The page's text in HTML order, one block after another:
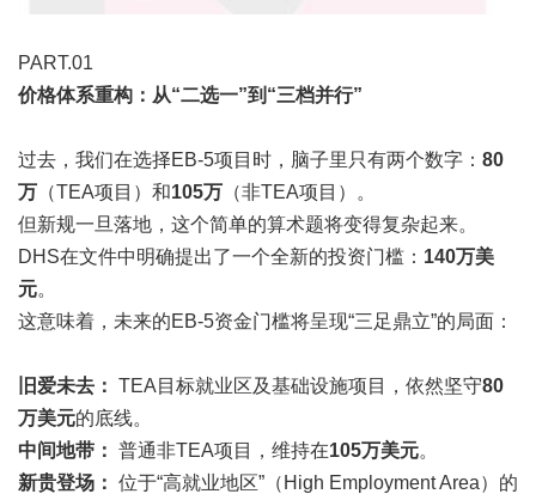
PART.01
价格体系重构：从“二选一”到“三档并行”
过去，我们在选择EB-5项目时，脑子里只有两个数字： 80
万 （TEA项目）和105万 （非TEA项目）。
但新规一旦落地，这个简单的算术题将变得复杂起来。
DHS在文件中明确提出了一个全新的投资门槛： 140万美
元。
这意味着，未来的EB-5资金门槛将呈现“三足鼎立”的局面：
旧爱未去： TEA目标就业区及基础设施项目，依然坚守80
万美元的底线。
中间地带： 普通非TEA项目，维持在105万美元。
新贵登场： 位于“高就业地区”（High Employment Area）的